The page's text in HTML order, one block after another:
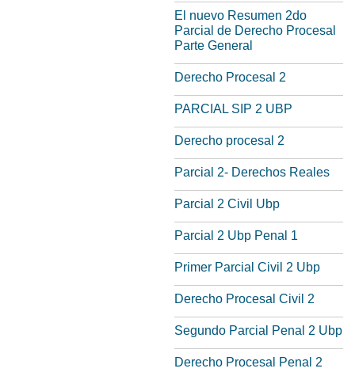
El nuevo Resumen 2do
Parcial de Derecho Procesal
Parte General
Derecho Procesal 2
PARCIAL SIP 2 UBP
Derecho procesal 2
Parcial 2- Derechos Reales
Parcial 2 Civil Ubp
Parcial 2 Ubp Penal 1
Primer Parcial Civil 2 Ubp
Derecho Procesal Civil 2
Segundo Parcial Penal 2 Ubp
Derecho Procesal Penal 2